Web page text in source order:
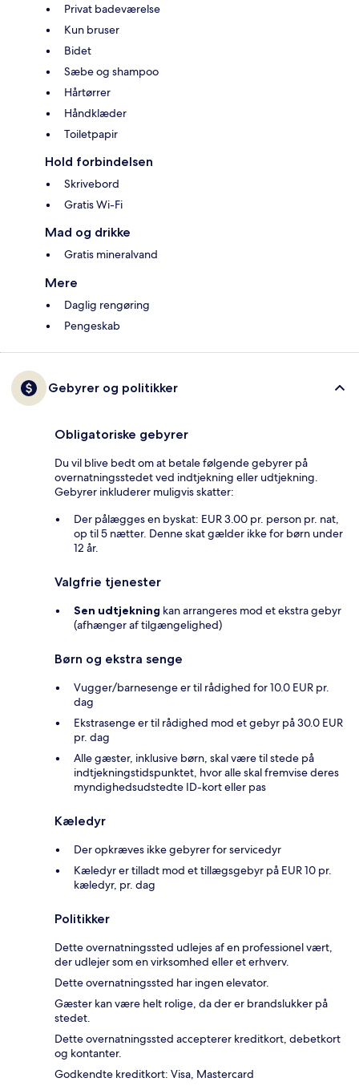
Privat badeværelse
Kun bruser
Bidet
Sæbe og shampoo
Hårtørrer
Håndklæder
Toiletpapir
Hold forbindelsen
Skrivebord
Gratis Wi-Fi
Mad og drikke
Gratis mineralvand
Mere
Daglig rengøring
Pengeskab
Gebyrer og politikker
Obligatoriske gebyrer
Du vil blive bedt om at betale følgende gebyrer på
overnatningsstedet ved indtjekning eller udtjekning.
Gebyrer inkluderer muligvis skatter:
Der pålægges en byskat: EUR 3.00 pr. person pr. nat,
op til 5 nætter. Denne skat gælder ikke for børn under
12 år.
Valgfrie tjenester
Sen udtjekning kan arrangeres mod et ekstra gebyr
(afhænger af tilgængelighed)
Børn og ekstra senge
Vugger/barnesenge er til rådighed for 10.0 EUR pr.
dag
Ekstrasenge er til rådighed mod et gebyr på 30.0 EUR
pr. dag
Alle gæster, inklusive børn, skal være til stede på
indtjekningstidspunktet, hvor alle skal fremvise deres
myndighedsudstedte ID-kort eller pas
Kæledyr
Der opkræves ikke gebyrer for servicedyr
Kæledyr er tilladt mod et tillægsgebyr på EUR 10 pr.
kæledyr, pr. dag
Politikker
Dette overnatningssted udlejes af en professionel vært,
der udlejer som en virksomhed eller et erhverv.
Dette overnatningssted har ingen elevator.
Gæster kan være helt rolige, da der er brandslukker på
stedet.
Dette overnatningssted accepterer kreditkort, debetkort
og kontanter.
Godkendte kreditkort: Visa, Mastercard